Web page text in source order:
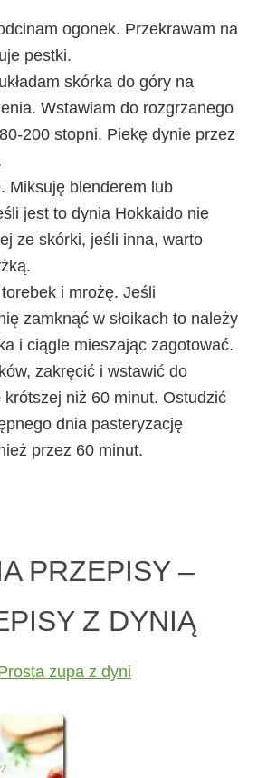
ogonek. Przekrawam na
pestki.
skórka do góry na
Wstawiam do rozgrzanego
200 stopni. Piekę dynie przez
Miksuję blenderem lub
jest to dynia Hokkaido nie
ze skórki, jeśli inna, warto
i mrożę. Jeśli
zamknąć w słoikach to należy
i ciągle mieszając zagotować.
zakręcić i wstawić do
krótszej niż 60 minut. Ostudzić
dnia pasteryzację
przez 60 minut.
PRZEPISY –
Z DYNIĄ
zupa z dyni